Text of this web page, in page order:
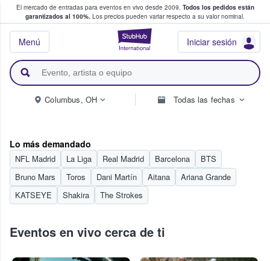
El mercado de entradas para eventos en vivo desde 2009. Todos los pedidos están
garantizados al 100%. Los precios pueden variar respecto a su valor nominal.
StubHub:
Iniciar sesión
Menú
y venta de entradas entre fans
Columbus, OH Todas las fechas
Lo más demandado
NFL Madrid La Liga Real Madrid Barcelona
BTS
Bruno Mars
Toros Dani Martín Aitana
Ariana Grande
KATSEYE
Shakira The Strokes
Eventos en vivo cerca de ti